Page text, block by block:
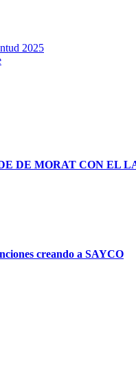
2025
DE MORAT CON EL
creando a SAYCO